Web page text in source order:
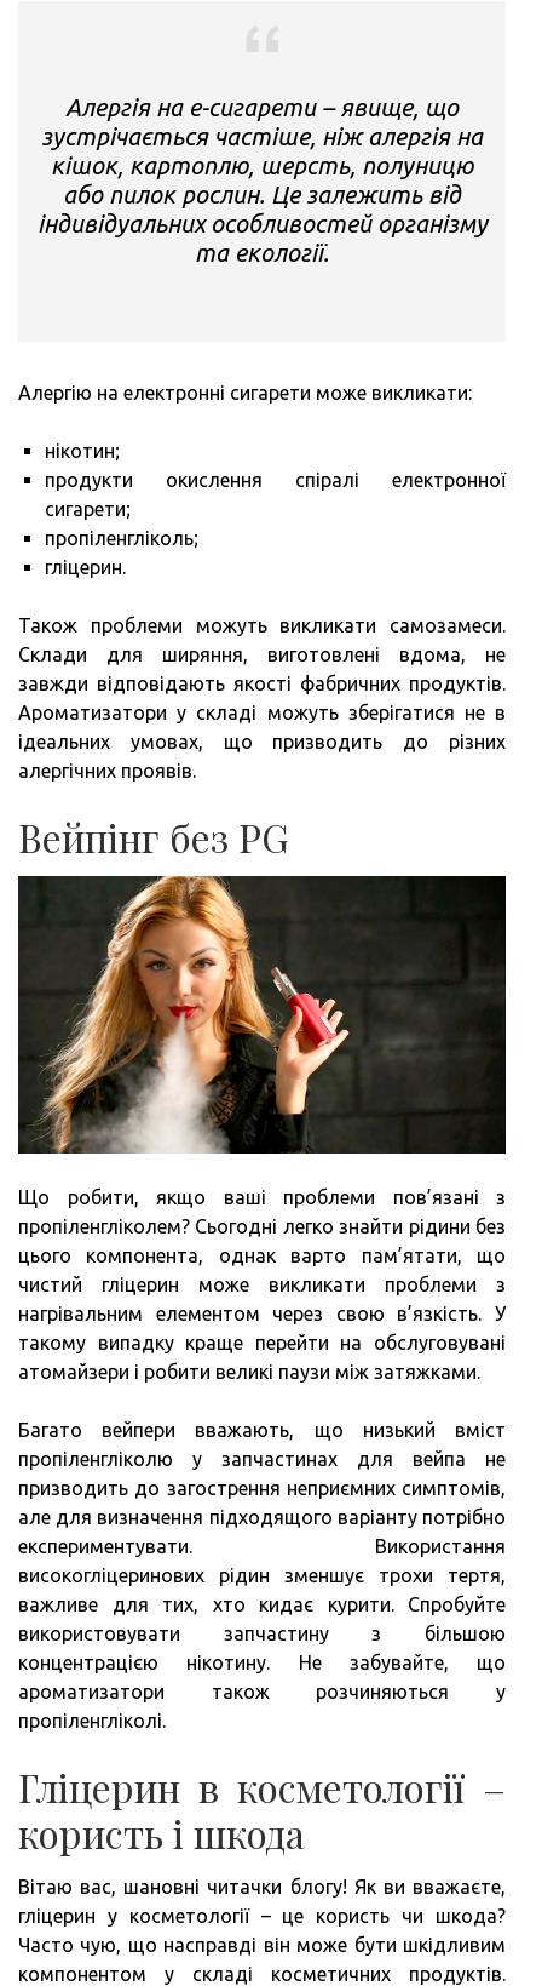
Алергія на е-сигарети – явище, що
зустрічається частіше, ніж алергія на
кішок, картоплю, шерсть, полуницю
або пилок рослин. Це залежить від
індивідуальних особливостей організму
та екології.
Алергію на електронні сигарети може викликати:
нікотин;
продукти окислення спіралі електронної
сигарети;
пропіленгліколь;
гліцерин.
Також проблеми можуть викликати самозамеси.
Склади для ширяння, виготовлені вдома, не
завжди відповідають якості фабричних продуктів.
Ароматизатори у складі можуть зберігатися не в
ідеальних умовах, що призводить до різних
алергічних проявів.
Вейпінг без PG
Що робити, якщо ваші проблеми пов’язані з
пропіленгліколем? Сьогодні легко знайти рідини без
цього компонента, однак варто пам’ятати, що
чистий гліцерин може викликати проблеми з
нагрівальним елементом через свою в’язкість. У
такому випадку краще перейти на обслуговувані
атомайзери і робити великі паузи між затяжками.
Багато вейпери вважають, що низький вміст
пропіленгліколю у запчастинах для вейпа не
призводить до загострення неприємних симптомів,
але для визначення підходящого варіанту потрібно
експериментувати. Використання
високогліцеринових рідин зменшує трохи тертя,
важливе для тих, хто кидає курити. Спробуйте
використовувати запчастину з більшою
концентрацією нікотину. Не забувайте, що
ароматизатори також розчиняються у
пропіленгліколі.
Гліцерин в косметології –
користь і шкода
Вітаю вас, шановні читачки блогу! Як ви вважаєте,
гліцерин у косметології – це користь чи шкода?
Часто чую, що насправді він може бути шкідливим
компонентом у складі косметичних продуктів.